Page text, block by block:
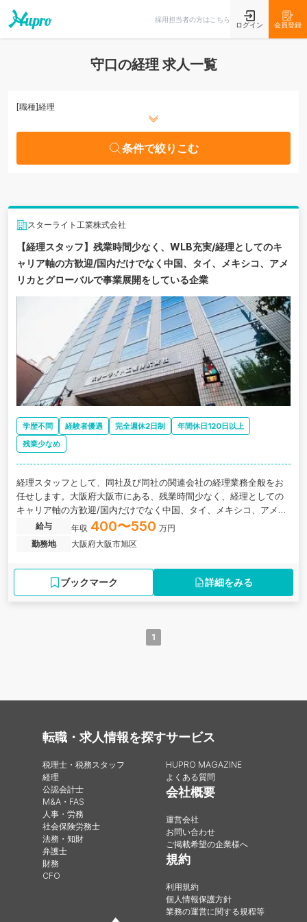
採用担当者の方はこちら
ログイン 会員登録
守口の経理 求人一覧
[職種]経理
条件で絞りこむ
スターライト工業株式会社
【経理スタッフ】残業時間少なく、WLB充実/経理としてのキ
ャリア軸の方歓迎/国内だけでなく中国、タイ、メキシコ、アメ
リカとグローバルで事業展開をしている企業
学歴不問 経験者優遇 完全週休2日制
年間休日120日以上
残業少なめ
経理スタッフとして、同社及び同社の関連会社の経理業務全般をお
任せします。大阪府大阪市にある、残業時間少なく、経理としての
キャリア軸の方歓迎/国内だけでなく中国、タイ、メキシコ、アメリ
カとグローバルで事業展開をしている企業の求人です。
給与 年収 400〜550 万円
勤務地
大阪府大阪市旭区
ブックマーク 詳細をみる
1
転職・求人情報を探す
税理士・税務スタッフ
経理
公認会計士
M&A・FAS
人事・労務
社会保険労務士
法務・知財
弁護士
財務
CFO
サービス
HUPRO MAGAZINE
よくある質問
会社概要
運営会社
お問い合わせ
ご掲載希望の企業様へ
規約
利用規約
個人情報保護方針
業務の運営に関する規程等